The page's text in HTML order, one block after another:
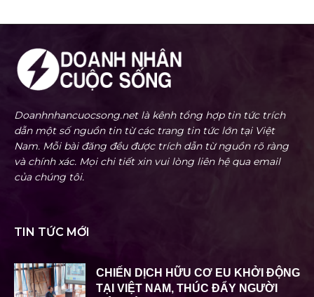
Doanhnhancuocsong.net là kênh tổng hợp tin tức trích
dẫn một số nguồn tin từ các trang tin tức lớn tại Việt
Nam. Mỗi bài đăng đều được trích dẫn từ nguồn rõ ràng
và chính xác. Mọi chi tiết xin vui lòng liên hệ qua email
của chúng tôi.
TIN TỨC MỚI
CHIẾN DỊCH HỮU CƠ EU KHỞI ĐỘNG
TẠI VIỆT NAM, THÚC ĐẨY NGƯỜI